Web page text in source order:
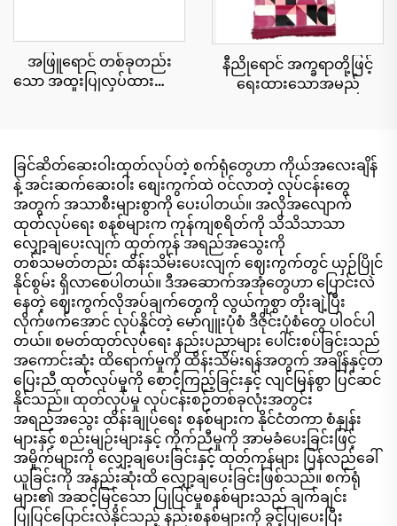
အဖြူရောင် တစ်ခုတည်း
သော အထူးပြုလုပ်ထားသော
နီညိုရောင် အက္ခရာတို့ဖြင့်
ရေးထားသောအမည်
ခြင်ဆိတ်ဆေးဝါးထုတ်လုပ်တဲ့ စက်ရုံတွေဟာ ကိုယ်အလေးချိန်
နဲ့ အင်းဆက်ဆေးဝါး စျေးကွက်ထဲ ဝင်လာတဲ့ လုပ်ငန်းတွေ
အတွက် အသာစီးများစွာကို ပေးပါတယ်။ အလိုအလျောက်
ထုတ်လုပ်ရေး စနစ်များက ကုန်ကျစရိတ်ကို သိသိသာသာ
လျှော့ချပေးလျက် ထုတ်ကုန် အရည်အသွေးကို
တစ်သမတ်တည်း ထိန်းသိမ်းပေးလျက် ဈေးကွက်တွင် ယှဉ်ပြိုင်
နိုင်စွမ်း ရှိလာစေပါတယ်။ ဒီအဆောက်အအုံတွေဟာ ပြောင်းလဲ
နေတဲ့ ဈေးကွက်လိုအပ်ချက်တွေကို လွယ်ကူစွာ တိုးချဲ့ပြီး
လိုက်ဖက်အောင် လုပ်နိုင်တဲ့ မော်ဂျူးပုံစံ ဒီဇိုင်းပုံစံတွေ ပါဝင်ပါ
တယ်။ စမတ်ထုတ်လုပ်ရေး နည်းပညာများ ပေါင်းစပ်ခြင်းသည်
အကောင်းဆုံး ထိရောက်မှုကို ထိန်းသိမ်းရန်အတွက် အချိန်နှင့်တ
ပြေးညီ ထုတ်လုပ်မှုကို စောင့်ကြည့်ခြင်းနှင့် လျင်မြန်စွာ ပြင်ဆင်
နိုင်သည်။ ထုတ်လုပ်မှု လုပ်ငန်းစဉ်တစ်ခုလုံးအတွင်း
အရည်အသွေး ထိန်းချုပ်ရေး စနစ်များက နိုင်ငံတကာ စံနှုန်း
များနှင့် စည်းမျဉ်းများနှင့် ကိုက်ညီမှုကို အာမခံပေးခြင်းဖြင့်
အမှိုက်များကို လျှော့ချပေးခြင်းနှင့် ထုတ်ကုန်များ ပြန်လည်ခေါ်
ယူခြင်းကို အနည်းဆုံးထိ လျှော့ချပေးခြင်းဖြစ်သည်။ စက်ရုံ
များ၏ အဆင့်မြင့်သော ပြုပြင်မှုစနစ်များသည် ချက်ချင်း
ပြုပြင်ပြောင်းလဲနိုင်သည့် နည်းစနစ်များကို ခွင့်ပြုပေးပြီး